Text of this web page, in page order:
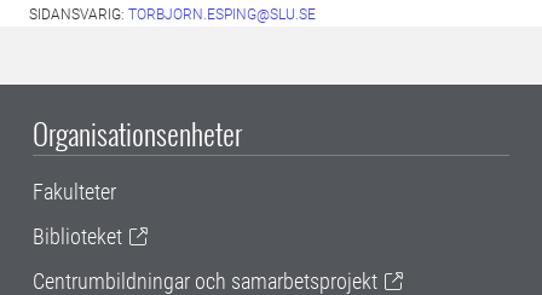
SIDANSVARIG: TORBJORN.ESPING@SLU.SE
Organisationsenheter
Fakulteter
Biblioteket
Centrumbildningar och samarbetsprojekt